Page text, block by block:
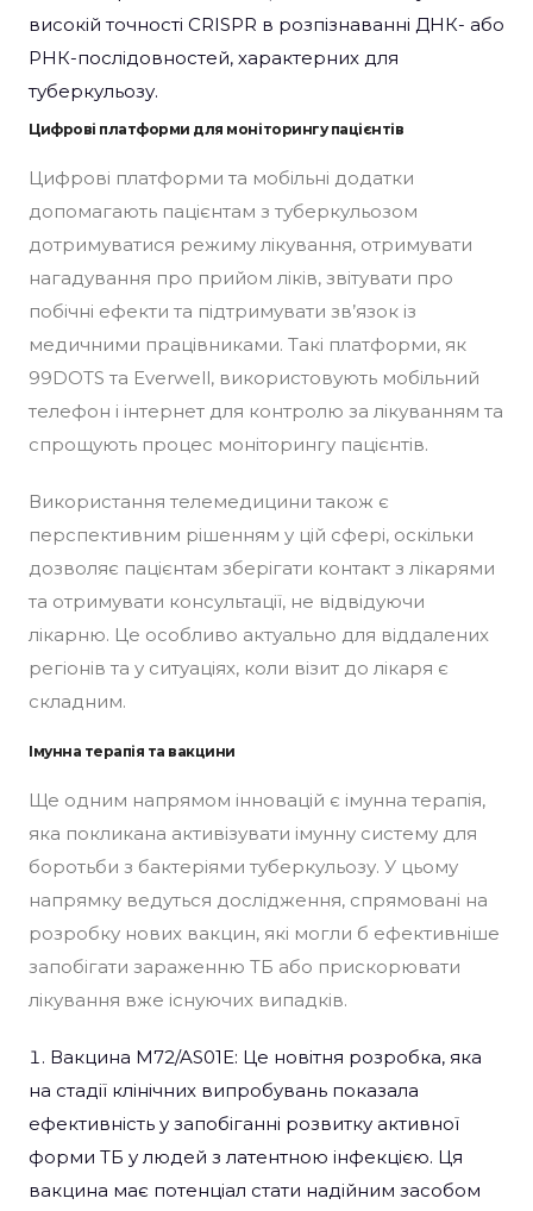
високій точності CRISPR в розпізнаванні ДНК- або
РНК-послідовностей, характерних для
туберкульозу.
Цифрові платформи для моніторингу пацієнтів
Цифрові платформи та мобільні додатки
допомагають пацієнтам з туберкульозом
дотримуватися режиму лікування, отримувати
нагадування про прийом ліків, звітувати про
побічні ефекти та підтримувати зв’язок із
медичними працівниками. Такі платформи, як
99DOTS та Everwell, використовують мобільний
телефон і інтернет для контролю за лікуванням та
спрощують процес моніторингу пацієнтів.
Використання телемедицини також є
перспективним рішенням у цій сфері, оскільки
дозволяє пацієнтам зберігати контакт з лікарями
та отримувати консультації, не відвідуючи
лікарню. Це особливо актуально для віддалених
регіонів та у ситуаціях, коли візит до лікаря є
складним.
Імунна терапія та вакцини
Ще одним напрямом інновацій є імунна терапія,
яка покликана активізувати імунну систему для
боротьби з бактеріями туберкульозу. У цьому
напрямку ведуться дослідження, спрямовані на
розробку нових вакцин, які могли б ефективніше
запобігати зараженню ТБ або прискорювати
лікування вже існуючих випадків.
Вакцина M72/AS01E: Це новітня розробка, яка
на стадії клінічних випробувань показала
ефективність у запобіганні розвитку активної
форми ТБ у людей з латентною інфекцією. Ця
вакцина має потенціал стати надійним засобом